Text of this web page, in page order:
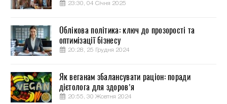
23:30, 04 Січня 2025
Облікова політика: ключ до прозорості та
оптимізації бізнесу
20:28, 25 Грудня 2024
Як веганам збалансувати раціон: поради
дієтолога для здоров’я
20:55, 30 Жовтня 2024